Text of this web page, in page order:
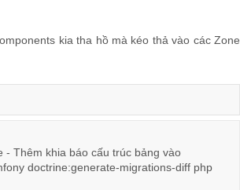
kia tha hồ mà kéo thả vào các Zone
- Thêm khia báo cấu trúc bảng vào
doctrine:generate-migrations-diff php